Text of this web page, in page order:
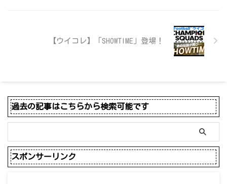
【ウイコレ】「SHOWTIME」登場！
過去の記事はこちらから検索可能です
スポンサーリンク